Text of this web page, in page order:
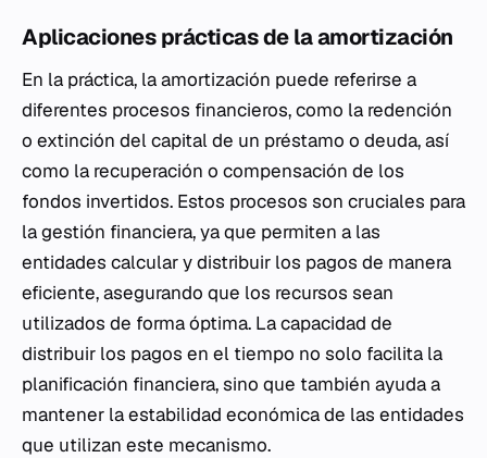
Aplicaciones prácticas de la amortización
En la práctica, la amortización puede referirse a
diferentes procesos financieros, como la redención
o extinción del capital de un préstamo o deuda, así
como la recuperación o compensación de los
fondos invertidos. Estos procesos son cruciales para
la gestión financiera, ya que permiten a las
entidades calcular y distribuir los pagos de manera
eficiente, asegurando que los recursos sean
utilizados de forma óptima. La capacidad de
distribuir los pagos en el tiempo no solo facilita la
planificación financiera, sino que también ayuda a
mantener la estabilidad económica de las entidades
que utilizan este mecanismo.